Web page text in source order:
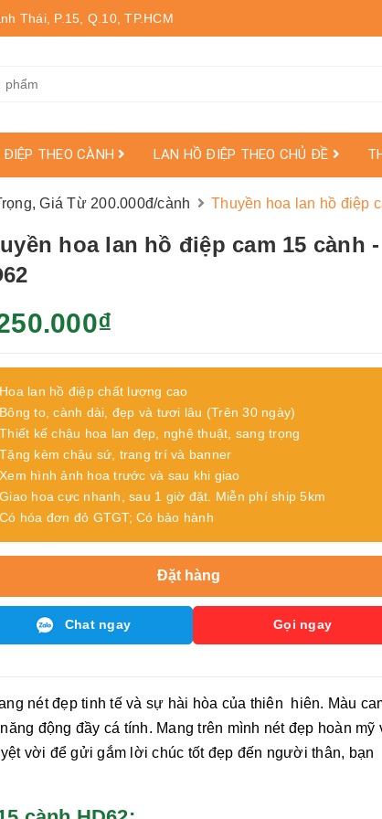
Thái, P.15, Q.10, TP.HCM
ĐIỆP THEO CÀNH LAN HỒ ĐIỆP THEO CHỦ ĐỀ
Giá Từ 200.000đ/cành Thuyền hoa lan hồ điệp
hoa lan hồ điệp cam 15 cành -
lan hồ điệp chất lượng cao
to, cành dài, đẹp và tươi lâu (Trên 30 ngày)
kế chậu hoa lan đẹp, nghệ thuật, sang trọng
kèm chậu sứ, trang trí và banner
hình ảnh hoa trước và sau khi giao
hoa cực nhanh, sau 1 giờ đặt. Miễn phí ship 5km
hóa đơn đỏ GTGT; Có bảo hành
Đặt hàng
Chat ngay Gọi ngay
nét đẹp tinh tế và sự hài hòa của thiên
hiên. Màu
động đầy cá tính. Mang trên mình nét đẹp hoàn mỹ
vời để gửi gắm lời chúc tốt đẹp đến người thân, bạn